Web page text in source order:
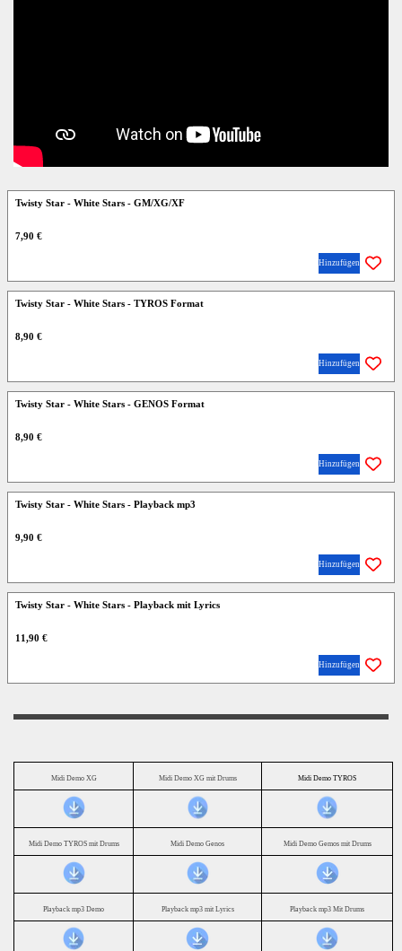
Twisty Star - White Stars - GM/XG/XF
7,90 €
Hinzufügen
Twisty Star - White Stars - TYROS Format
8,90 €
Hinzufügen
Twisty Star - White Stars - GENOS Format
8,90 €
Hinzufügen
Twisty Star - White Stars - Playback mp3
9,90 €
Hinzufügen
Twisty Star - White Stars - Playback mit Lyrics
11,90 €
Hinzufügen
Midi Demo XG Midi Demo XG mit Drums Midi Demo TYROS
Midi Demo TYROS mit Drums Midi Demo Genos Midi Demo Gemos mit Drums
Playback mp3 Demo Playback mp3 mit Lyrics Playback mp3 Mit Drums